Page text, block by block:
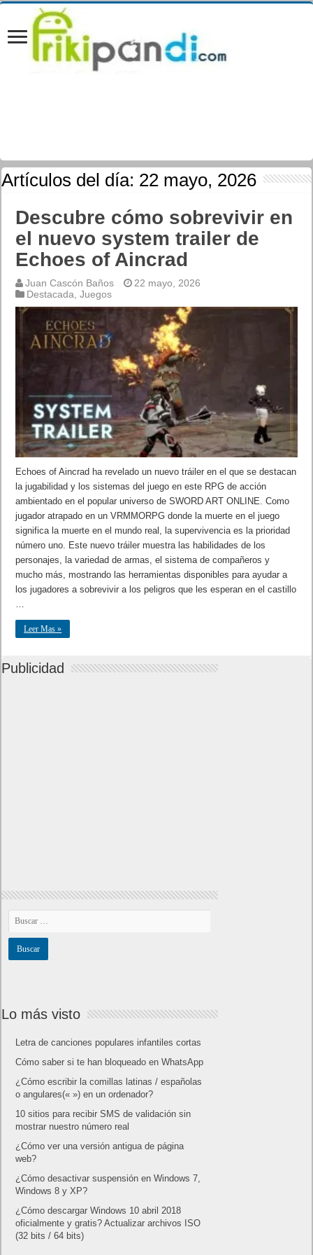
Artículos del día: 22 mayo, 2026
Descubre cómo sobrevivir en
el nuevo system trailer de
Echoes of Aincrad
Juan Cascón Baños
22 mayo, 2026
Destacada ,Juegos
Echoes of Aincrad ha revelado un nuevo tráiler en el que se destacan
la jugabilidad y los sistemas del juego en este RPG de acción
ambientado en el popular universo de SWORD ART ONLINE. Como
jugador atrapado en un VRMMORPG donde la muerte en el juego
significa la muerte en el mundo real, la supervivencia es la prioridad
número uno. Este nuevo tráiler muestra las habilidades de los
personajes, la variedad de armas, el sistema de compañeros y
mucho más, mostrando las herramientas disponibles para ayudar a
los jugadores a sobrevivir a los peligros que les esperan en el castillo
Leer Mas »
Publicidad
Lo más visto
Letra de canciones populares infantiles cortas
Cómo saber si te han bloqueado en WhatsApp
¿Cómo escribir la comillas latinas / españolas
o angulares(« ») en un ordenador?
10 sitios para recibir SMS de validación sin
mostrar nuestro número real
¿Cómo ver una versión antigua de página
web?
¿Cómo desactivar suspensión en Windows 7,
Windows 8 y XP?
¿Cómo descargar Windows 10 abril 2018
oficialmente y gratis? Actualizar archivos ISO
(32 bits / 64 bits)